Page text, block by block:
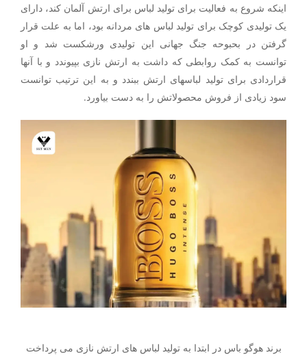
اینکه شروع به فعالیت برای تولید لباس برای ارتش آلمان کند، دارای
یک تولیدی کوچک برای تولید لباس های مردانه بود، اما به علت قرار
گرفتن در بحبوحه جنگ جهانی این تولیدی ورشکست شد و او
توانست به کمک روابطی که داشت به ارتش نازی بپیوندد و با آنها
قراردادی برای تولید لباسهای ارتش ببندد و به این ترتیب توانست
سود زیادی از فروش محصولاتش را به دست بیاورد.
برند هوگو باس در ابتدا به تولید لباس های ارتش نازی می پرداخت